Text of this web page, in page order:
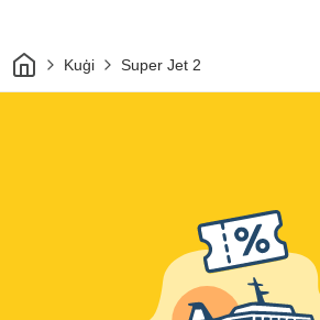
Sākums
Kuģi Super Jet 2